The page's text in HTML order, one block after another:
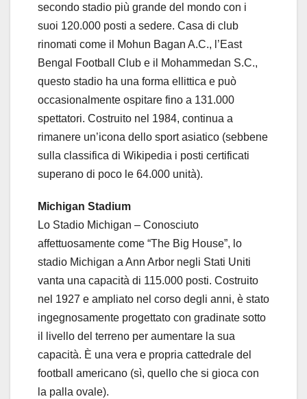
secondo stadio più grande del mondo con i
suoi 120.000 posti a sedere. Casa di club
rinomati come il Mohun Bagan A.C., l’East
Bengal Football Club e il Mohammedan S.C.,
questo stadio ha una forma ellittica e può
occasionalmente ospitare fino a 131.000
spettatori. Costruito nel 1984, continua a
rimanere un’icona dello sport asiatico (sebbene
sulla classifica di Wikipedia i posti certificati
superano di poco le 64.000 unità).
Michigan Stadium
Lo Stadio Michigan – Conosciuto
affettuosamente come “The Big House”, lo
stadio Michigan a Ann Arbor negli Stati Uniti
vanta una capacità di 115.000 posti. Costruito
nel 1927 e ampliato nel corso degli anni, è stato
ingegnosamente progettato con gradinate sotto
il livello del terreno per aumentare la sua
capacità. È una vera e propria cattedrale del
football americano (sì, quello che si gioca con
la palla ovale).